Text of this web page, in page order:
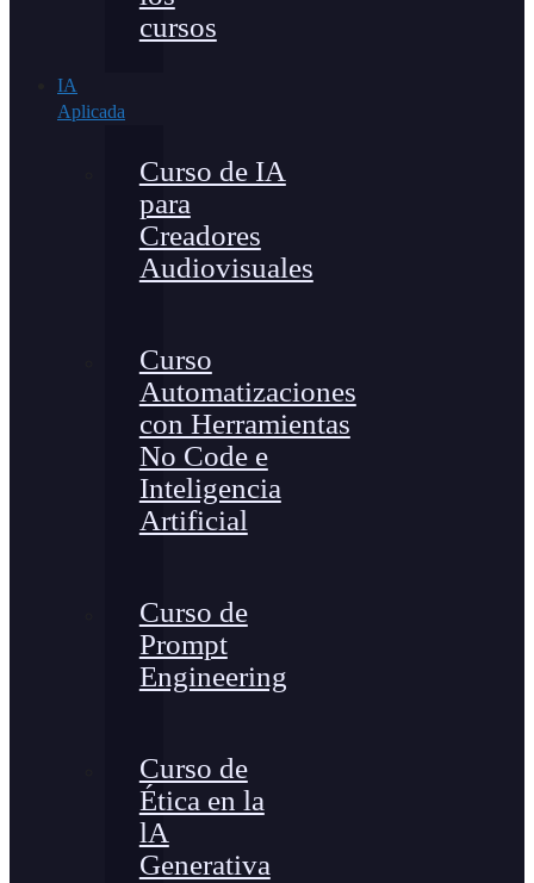
cursos
IA
Aplicada
Curso de IA
para
Creadores
Audiovisuales
Curso
Automatizaciones
con Herramientas
No Code e
Inteligencia
Artificial
Curso de
Prompt
Engineering
Curso de
Ética en la
lA
Generativa